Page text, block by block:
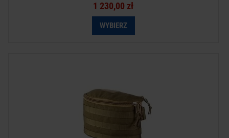
1 230,00 zł
WYBIERZ